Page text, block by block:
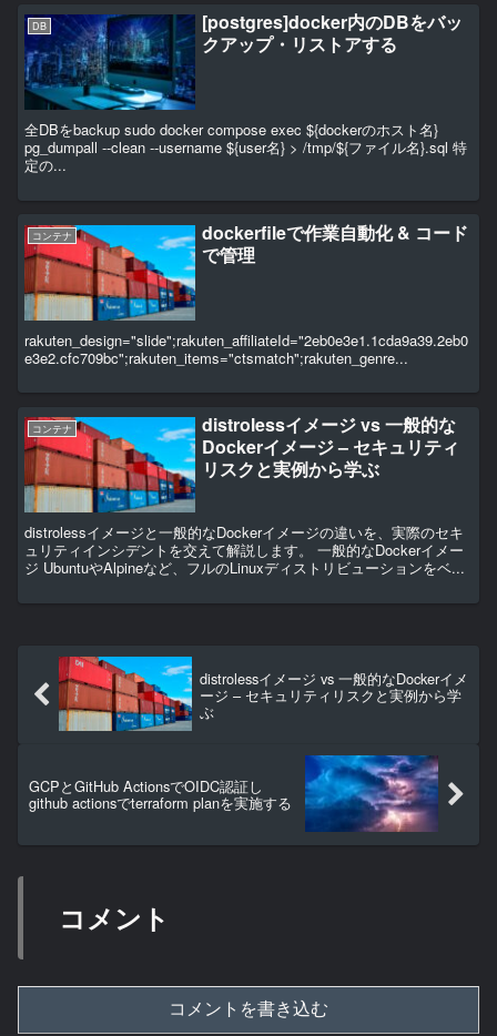
DB
[postgres]docker内のDBをバッ
クアップ・リストアする
全DBをbackup sudo docker compose exec ${dockerのホスト名}
pg_dumpall --clean --username ${user名} > /tmp/${ファイル名}.sql 特
定の...
コンテナ
dockerfileで作業自動化 & コード
で管理
rakuten_design="slide";rakuten_affiliateId="2eb0e3e1.1cda9a39.2eb0
e3e2.cfc709bc";rakuten_items="ctsmatch";rakuten_genre...
コンテナ
distrolessイメージ vs 一般的な
Dockerイメージ – セキュリティ
リスクと実例から学ぶ
distrolessイメージと一般的なDockerイメージの違いを、実際のセキ
ュリティインシデントを交えて解説します。 一般的なDockerイメー
ジ UbuntuやAlpineなど、フルのLinuxディストリビューションをベ...
distrolessイメージ vs 一般的なDockerイメ
ージ – セキュリティリスクと実例から学
ぶ
GCPとGitHub ActionsでOIDC認証し
github actionsでterraform planを実施する
コメント
コメントを書き込む